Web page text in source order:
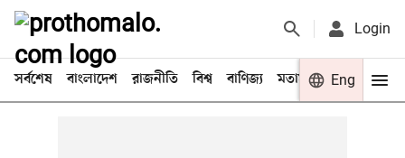
Login
সর্বশেষ বাংলাদেশ রাজনীতি বিশ্ব বাণিজ্য মতামত খেলা
Eng